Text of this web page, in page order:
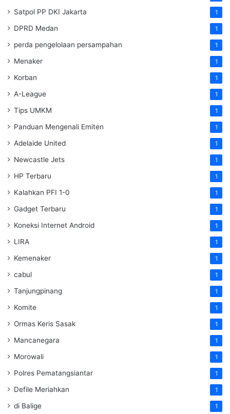
Satpol PP DKI Jakarta 1
DPRD Medan 1
perda pengelolaan persampahan 1
Menaker 1
Korban 1
A-League 1
Tips UMKM 1
Panduan Mengenali Emiten 1
Adelaide United 1
Newcastle Jets 1
HP Terbaru 1
Kalahkan PFI 1-0 1
Gadget Terbaru 1
Koneksi Internet Android 1
LIRA 1
Kemenaker 1
cabul 1
Tanjungpinang 1
Komite 1
Ormas Keris Sasak 1
Mancanegara 1
Morowali 1
Polres Pematangsiantar 1
Defile Meriahkan 1
di Balige 1